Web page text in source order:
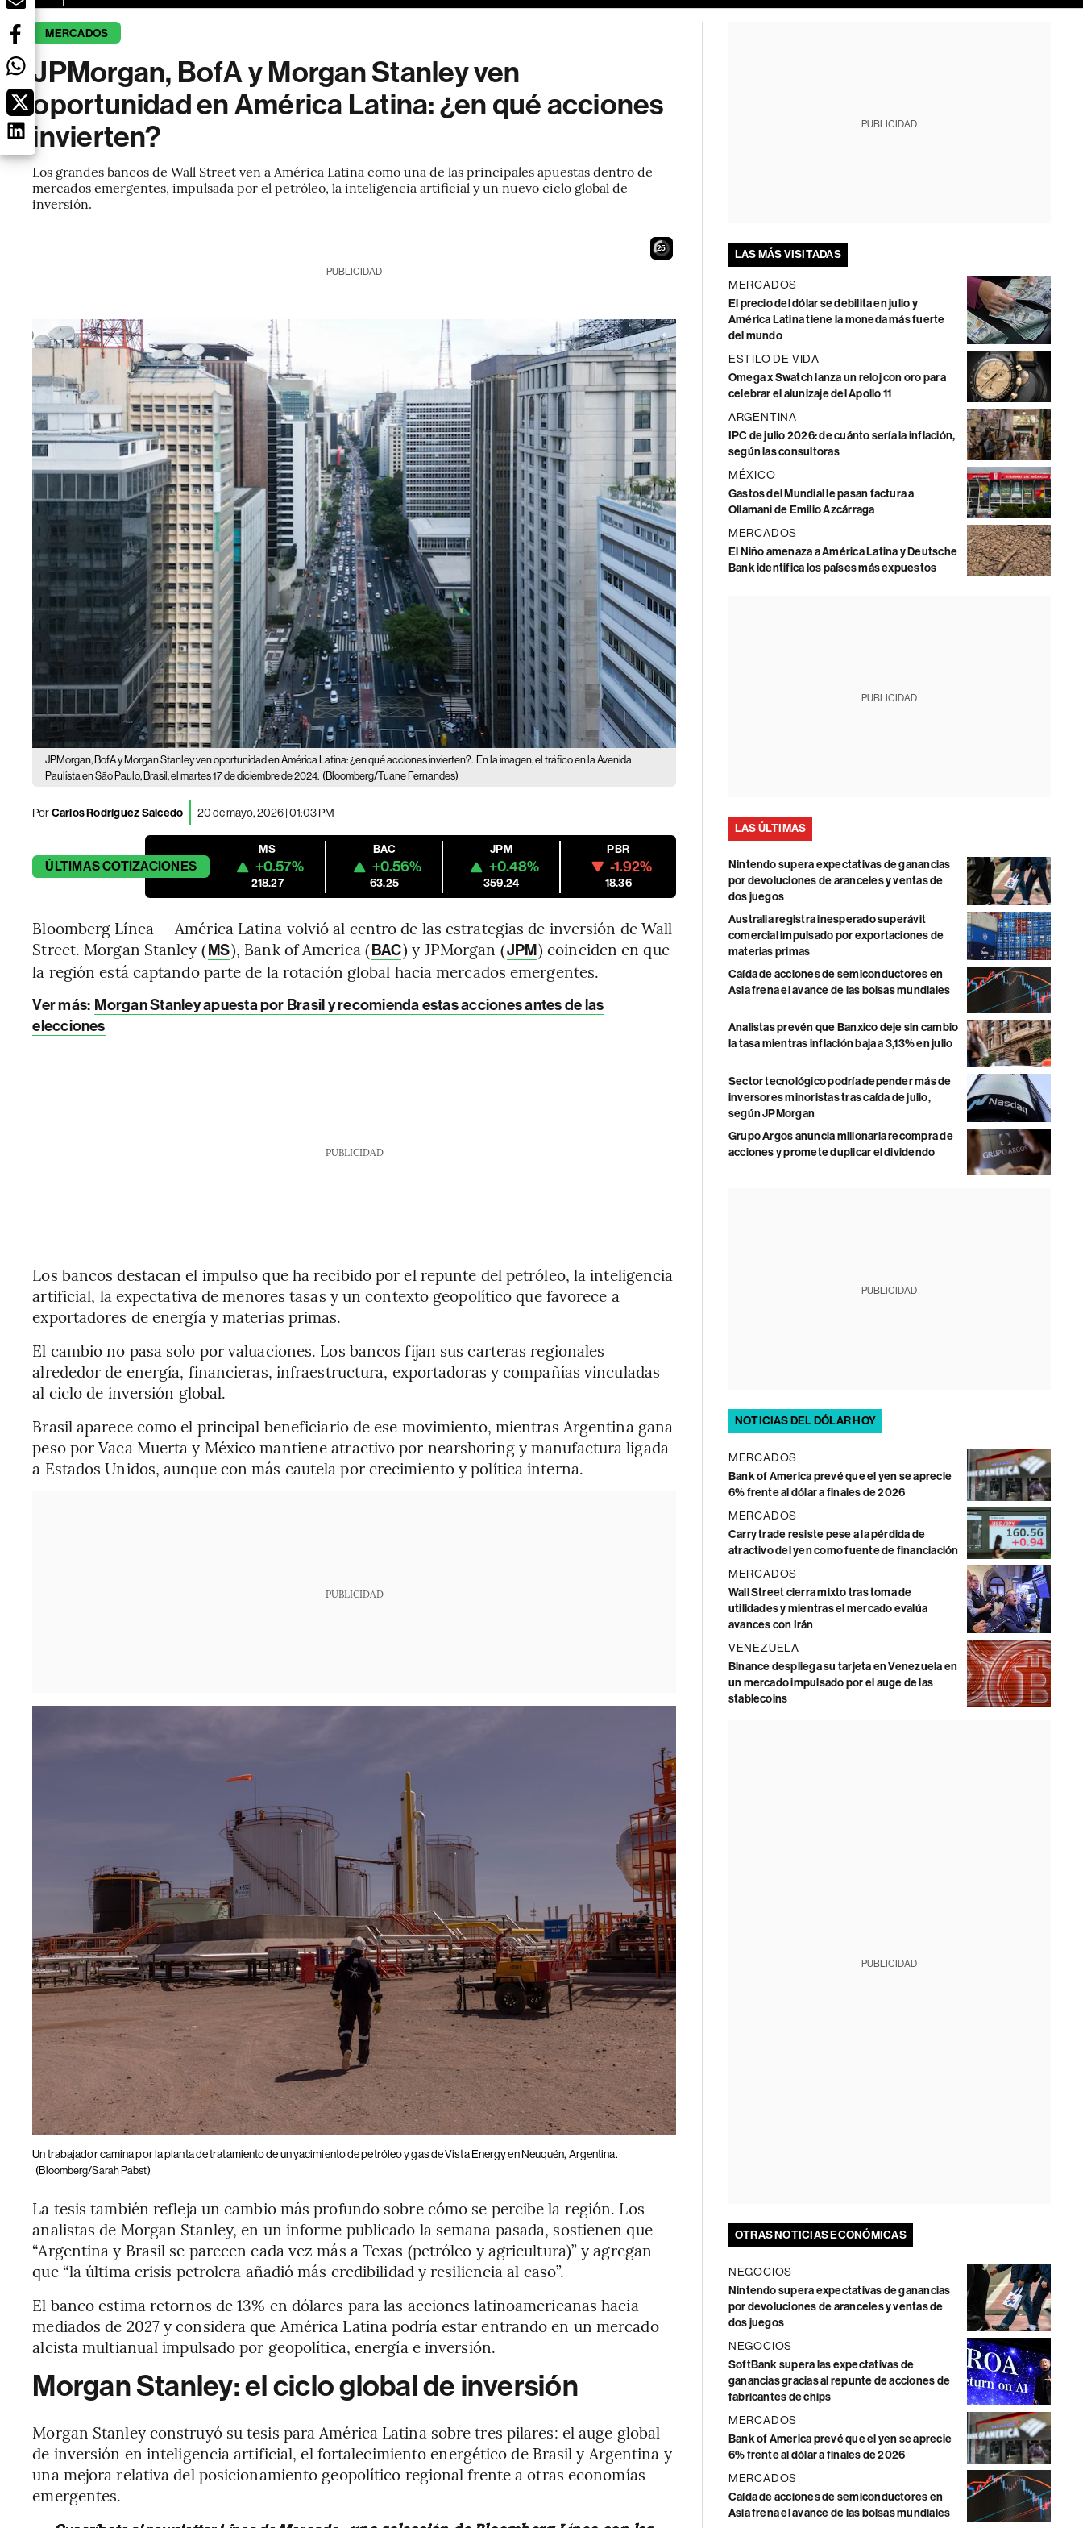
MERCADOS
JPMorgan, BofA y Morgan Stanley ven
oportunidad en América Latina: ¿en qué acciones
invierten?
Los grandes bancos de Wall Street ven a América Latina como una de las principales apuestas dentro de
mercados emergentes, impulsada por el petróleo, la inteligencia artificial y un nuevo ciclo global de
inversión.
24
PUBLICIDAD
JPMorgan, BofA y Morgan Stanley ven oportunidad en América Latina: ¿en qué acciones invierten?. En la imagen, el tráfico en la Avenida
Paulista en São Paulo, Brasil, el martes 17 de diciembre de 2024. (Bloomberg/Tuane Fernandes)
PorCarlos Rodríguez Salcedo 20 de mayo, 2026 | 01:03 PM
ÚLTIMASCOTIZACIONES
MS
+0.57%
218.27
BAC
+0.56%
63.25
JPM
+0.48%
359.24
PBR
-1.92%
18.36
Bloomberg Línea — América Latina volvió al centro de las estrategias de inversión de Wall
Street. Morgan Stanley (MS), Bank of America (BAC) y JPMorgan (JPM) coinciden en que
la región está captando parte de la rotación global hacia mercados emergentes.
Ver más: Morgan Stanley apuesta por Brasil y recomienda estas acciones antes de las
elecciones
PUBLICIDAD
Los bancos destacan el impulso que ha recibido por el repunte del petróleo, la inteligencia
artificial, la expectativa de menores tasas y un contexto geopolítico que favorece a
exportadores de energía y materias primas.
El cambio no pasa solo por valuaciones. Los bancos fijan sus carteras regionales
alrededor de energía, financieras, infraestructura, exportadoras y compañías vinculadas
al ciclo de inversión global.
Brasil aparece como el principal beneficiario de ese movimiento, mientras Argentina gana
peso por Vaca Muerta y México mantiene atractivo por nearshoring y manufactura ligada
a Estados Unidos, aunque con más cautela por crecimiento y política interna.
PUBLICIDAD
Un trabajador camina por la planta de tratamiento de un yacimiento de petróleo y gas de Vista Energy en Neuquén, Argentina.
(Bloomberg/Sarah Pabst)
La tesis también refleja un cambio más profundo sobre cómo se percibe la región. Los
analistas de Morgan Stanley, en un informe publicado la semana pasada, sostienen que
“Argentina y Brasil se parecen cada vez más a Texas (petróleo y agricultura)” y agregan
que “la última crisis petrolera añadió más credibilidad y resiliencia al caso”.
El banco estima retornos de 13% en dólares para las acciones latinoamericanas hacia
mediados de 2027 y considera que América Latina podría estar entrando en un mercado
alcista multianual impulsado por geopolítica, energía e inversión.
Morgan Stanley: el ciclo global de inversión
Morgan Stanley construyó su tesis para América Latina sobre tres pilares: el auge global
de inversión en inteligencia artificial, el fortalecimiento energético de Brasil y Argentina y
una mejora relativa del posicionamiento geopolítico regional frente a otras economías
emergentes.
PUBLICIDAD
LAS MÁS VISITADAS
MERCADOS
El precio del dólar se debilita en julio y
América Latina tiene la moneda más fuerte
del mundo
ESTILO DE VIDA
Omega x Swatch lanza un reloj con oro para
celebrar el alunizaje del Apollo 11
ARGENTINA
IPC de julio 2026: de cuánto sería la inflación,
según las consultoras
MÉXICO
Gastos del Mundial le pasan factura a
Ollamani de Emilio Azcárraga
MERCADOS
El Niño amenaza a América Latina y Deutsche
Bank identifica los países más expuestos
PUBLICIDAD
LAS ÚLTIMAS
Nintendo supera expectativas de ganancias
por devoluciones de aranceles y ventas de
dos juegos
Australia registra inesperado superávit
comercial impulsado por exportaciones de
materias primas
Caída de acciones de semiconductores en
Asia frena el avance de las bolsas mundiales
Analistas prevén que Banxico deje sin cambio
la tasa mientras inflación baja a 3,13% en julio
Sector tecnológico podría depender más de
inversores minoristas tras caída de julio,
según JPMorgan
Grupo Argos anuncia millonaria recompra de
acciones y promete duplicar el dividendo
PUBLICIDAD
NOTICIAS DEL DÓLAR HOY
MERCADOS
Bank of America prevé que el yen se aprecie
6% frente al dólar a finales de 2026
MERCADOS
Carry trade resiste pese a la pérdida de
atractivo del yen como fuente de financiación
MERCADOS
Wall Street cierra mixto tras toma de
utilidades y mientras el mercado evalúa
avances con Irán
VENEZUELA
Binance despliega su tarjeta en Venezuela en
un mercado impulsado por el auge de las
stablecoins
PUBLICIDAD
OTRAS NOTICIAS ECONÓMICAS
NEGOCIOS
Nintendo supera expectativas de ganancias
por devoluciones de aranceles y ventas de
dos juegos
NEGOCIOS
SoftBank supera las expectativas de
ganancias gracias al repunte de acciones de
fabricantes de chips
MERCADOS
Bank of America prevé que el yen se aprecie
6% frente al dólar a finales de 2026
MERCADOS
Caída de acciones de semiconductores en
Asia frena el avance de las bolsas mundiales